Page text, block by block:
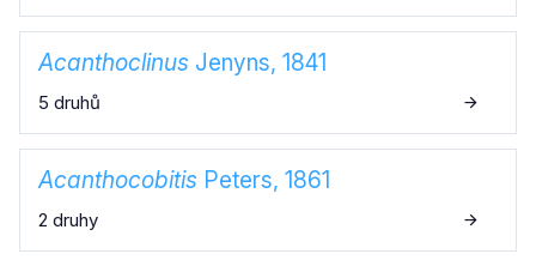
Acanthoclinus Jenyns, 1841
5 druhů
Acanthocobitis Peters, 1861
2 druhy